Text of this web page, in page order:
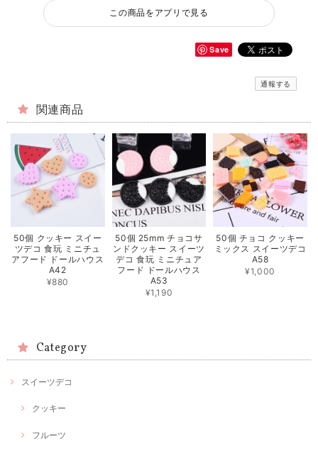
この商品をアプリで見る
Save
通報する
関連商品
50個 クッキー スイー
ツデコ 食玩 ミニチュ
アフード ドールハウス
A42
¥880
50個 25mm チョコサ
ンドクッキー スイーツ
デコ 食玩 ミニチュア
フード ドールハウス
A53
¥1,190
50個 チョコ クッキー
ミックス スイーツデコ
A58
¥1,000
Category
スイーツデコ
クッキー
フルーツ